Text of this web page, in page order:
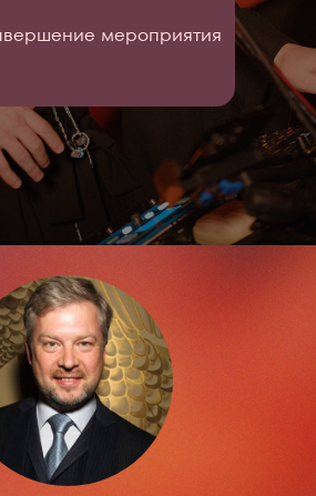
мероприятия